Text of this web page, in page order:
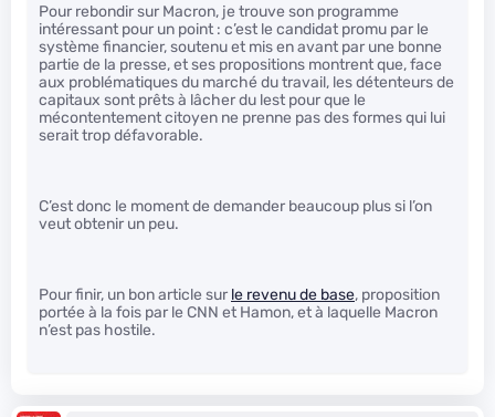
Pour rebondir sur Macron, je trouve son programme
intéressant pour un point : c’est le candidat promu par le
système financier, soutenu et mis en avant par une bonne
partie de la presse, et ses propositions montrent que, face
aux problématiques du marché du travail, les détenteurs de
capitaux sont prêts à lâcher du lest pour que le
mécontentement citoyen ne prenne pas des formes qui lui
serait trop défavorable.
C’est donc le moment de demander beaucoup plus si l’on
veut obtenir un peu.
Pour finir, un bon article sur le revenu de base, proposition
portée à la fois par le CNN et Hamon, et à laquelle Macron
n’est pas hostile.